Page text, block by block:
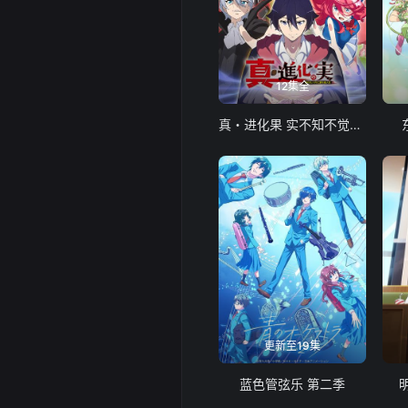
12集全
真・进化果 实不知不觉踏上胜利的人生
更新至19集
蓝色管弦乐 第二季